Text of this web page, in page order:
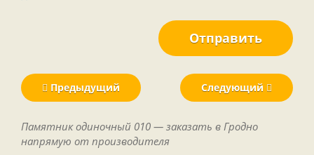
Отправить
Предыдущий Следующий
Памятник одиночный 010 — заказать в Гродно
напрямую от производителя